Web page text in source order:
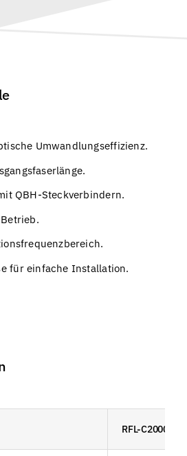
Umwandlungseffizienz.
QBH-Steckverbindern.
für einfache Installation.
RFL-C2000S-